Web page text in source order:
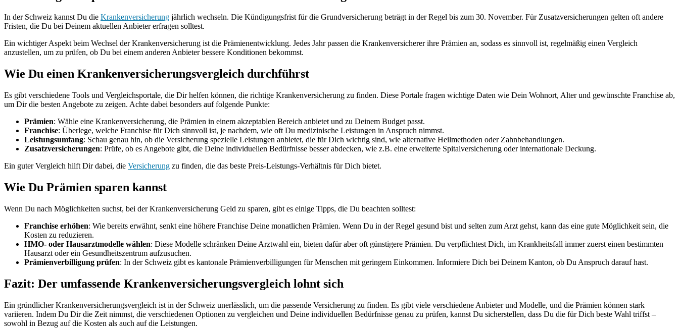
In der Schweiz kannst Du die Krankenversicherung jährlich wechseln. Die Kündigungsfrist für die Grundversicherung beträgt in der Regel bis zum 30. November. Für Zusatzversicherungen gelten oft andere
Fristen, die Du bei Deinem aktuellen Anbieter erfragen solltest.
Ein wichtiger Aspekt beim Wechsel der Krankenversicherung ist die Prämienentwicklung. Jedes Jahr passen die Krankenversicherer ihre Prämien an, sodass es sinnvoll ist, regelmäßig einen Vergleich
anzustellen, um zu prüfen, ob Du bei einem anderen Anbieter bessere Konditionen bekommst.
Wie Du einen Krankenversicherungsvergleich durchführst
Es gibt verschiedene Tools und Vergleichsportale, die Dir helfen können, die richtige Krankenversicherung zu finden. Diese Portale fragen wichtige Daten wie Dein Wohnort, Alter und gewünschte Franchise ab,
um Dir die besten Angebote zu zeigen. Achte dabei besonders auf folgende Punkte:
Prämien: Wähle eine Krankenversicherung, die Prämien in einem akzeptablen Bereich anbietet und zu Deinem Budget passt.
Franchise: Überlege, welche Franchise für Dich sinnvoll ist, je nachdem, wie oft Du medizinische Leistungen in Anspruch nimmst.
Leistungsumfang: Schau genau hin, ob die Versicherung spezielle Leistungen anbietet, die für Dich wichtig sind, wie alternative Heilmethoden oder Zahnbehandlungen.
Zusatzversicherungen: Prüfe, ob es Angebote gibt, die Deine individuellen Bedürfnisse besser abdecken, wie z.B. eine erweiterte Spitalversicherung oder internationale Deckung.
Ein guter Vergleich hilft Dir dabei, die Versicherung zu finden, die das beste Preis-Leistungs-Verhältnis für Dich bietet.
Wie Du Prämien sparen kannst
Wenn Du nach Möglichkeiten suchst, bei der Krankenversicherung Geld zu sparen, gibt es einige Tipps, die Du beachten solltest:
Franchise erhöhen: Wie bereits erwähnt, senkt eine höhere Franchise Deine monatlichen Prämien. Wenn Du in der Regel gesund bist und selten zum Arzt gehst, kann das eine gute Möglichkeit sein, die
Kosten zu reduzieren.
HMO- oder Hausarztmodelle wählen: Diese Modelle schränken Deine Arztwahl ein, bieten dafür aber oft günstigere Prämien. Du verpflichtest Dich, im Krankheitsfall immer zuerst einen bestimmten
Hausarzt oder ein Gesundheitszentrum aufzusuchen.
Prämienverbilligung prüfen: In der Schweiz gibt es kantonale Prämienverbilligungen für Menschen mit geringem Einkommen. Informiere Dich bei Deinem Kanton, ob Du Anspruch darauf hast.
Fazit: Der umfassende Krankenversicherungsvergleich lohnt sich
Ein gründlicher Krankenversicherungsvergleich ist in der Schweiz unerlässlich, um die passende Versicherung zu finden. Es gibt viele verschiedene Anbieter und Modelle, und die Prämien können stark
variieren. Indem Du Dir die Zeit nimmst, die verschiedenen Optionen zu vergleichen und Deine individuellen Bedürfnisse genau zu prüfen, kannst Du sicherstellen, dass Du die für Dich beste Wahl triffst –
sowohl in Bezug auf die Kosten als auch auf die Leistungen.